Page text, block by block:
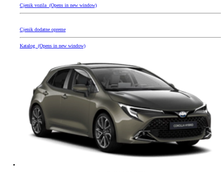
Cjenik vozila (Opens in new window)
Cjenik dodatne opreme
Katalog (Opens in new window)